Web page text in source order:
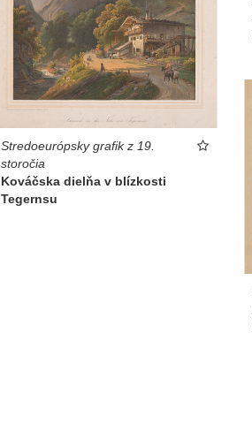
Stredoeurópsky grafik z 19.
storočia
Kováčska dielňa v blízkosti
Tegernsu